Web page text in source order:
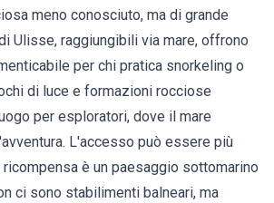
meno conosciuto, ma di grande
Ulisse, raggiungibili via mare, offrono
per chi pratica snorkeling o
di luce e formazioni rocciose
per esploratori, dove il mare
L'accesso può essere più
ricompensa è un paesaggio sottomarino
ci sono stabilimenti balneari, ma